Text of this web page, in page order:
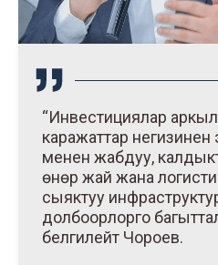
“Инвестициялар
каражаттар негизинен
менен жабдуу,
өнөр жай жана
сыяктуу
долбоорлорго
белгилейт Чороев.